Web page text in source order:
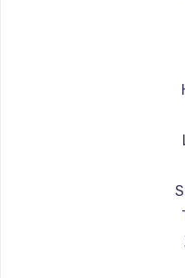
Ремонт
Ремонт
Ремонт
Ремонт
Ремонт
Ремонт
Ремонт
Ремонт
Ремонт
Ремонт